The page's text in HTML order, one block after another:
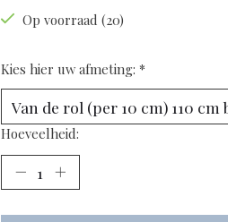
Op voorraad (20)
Kies hier uw afmeting: *
Hoeveelheid: